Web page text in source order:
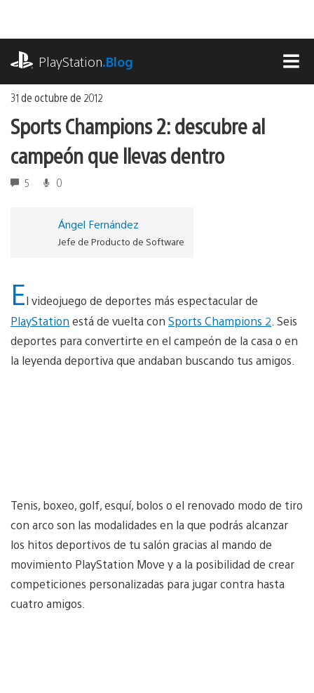
contenido
PlayStation.Blog
31 de octubre de 2012
Sports Champions 2: descubre al
campeón que llevas dentro
5 0
Ángel Fernández
Jefe de Producto de Software
El videojuego de deportes más espectacular de
PlayStation está de vuelta con Sports Champions 2 . Seis
deportes para convertirte en el campeón de la casa o en
la leyenda deportiva que andaban buscando tus amigos.
Tenis, boxeo, golf, esquí, bolos o el renovado modo de tiro
con arco son las modalidades en la que podrás alcanzar
los hitos deportivos de tu salón gracias al mando de
movimiento PlayStation Move y a la posibilidad de crear
competiciones personalizadas para jugar contra hasta
cuatro amigos.